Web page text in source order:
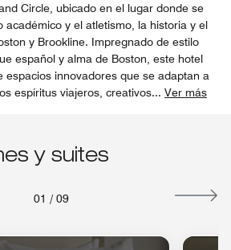
Circle, ubicado en el lugar donde se
académico y el atletismo, la historia y el
y Brookline. Impregnado de estilo
español y alma de Boston, este hotel
espacios innovadores que se adaptan a
espíritus viajeros, creativos... Ver más
y suites
01 / 09